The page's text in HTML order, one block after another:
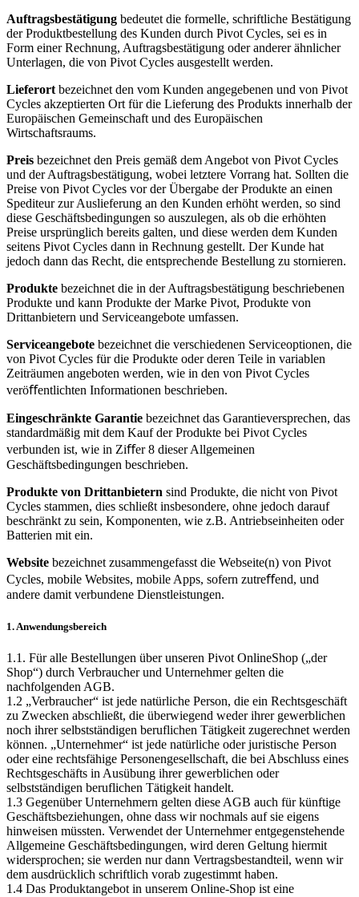
Auftragsbestätigung bedeutet die formelle, schriftliche Bestätigung
der Produktbestellung des Kunden durch Pivot Cycles, sei es in
Form einer Rechnung, Auftragsbestätigung oder anderer ähnlicher
Unterlagen, die von Pivot Cycles ausgestellt werden.
Lieferort bezeichnet den vom Kunden angegebenen und von Pivot
Cycles akzeptierten Ort für die Lieferung des Produkts innerhalb der
Europäischen Gemeinschaft und des Europäischen
Wirtschaftsraums.
Preis bezeichnet den Preis gemäß dem Angebot von Pivot Cycles
und der Auftragsbestätigung, wobei letztere Vorrang hat. Sollten die
Preise von Pivot Cycles vor der Übergabe der Produkte an einen
Spediteur zur Auslieferung an den Kunden erhöht werden, so sind
diese Geschäftsbedingungen so auszulegen, als ob die erhöhten
Preise ursprünglich bereits galten, und diese werden dem Kunden
seitens Pivot Cycles dann in Rechnung gestellt. Der Kunde hat
jedoch dann das Recht, die entsprechende Bestellung zu stornieren.
Produkte bezeichnet die in der Auftragsbestätigung beschriebenen
Produkte und kann Produkte der Marke Pivot, Produkte von
Drittanbietern und Serviceangebote umfassen.
Serviceangebote bezeichnet die verschiedenen Serviceoptionen, die
von Pivot Cycles für die Produkte oder deren Teile in variablen
Zeiträumen angeboten werden, wie in den von Pivot Cycles
veröﬀentlichten Informationen beschrieben.
Eingeschränkte Garantie bezeichnet das Garantieversprechen, das
standardmäßig mit dem Kauf der Produkte bei Pivot Cycles
verbunden ist, wie in Ziﬀer 8 dieser Allgemeinen
Geschäftsbedingungen beschrieben.
Produkte von Drittanbietern sind Produkte, die nicht von Pivot
Cycles stammen, dies schließt insbesondere, ohne jedoch darauf
beschränkt zu sein, Komponenten, wie z.B. Antriebseinheiten oder
Batterien mit ein.
Website bezeichnet zusammengefasst die Webseite(n) von Pivot
Cycles, mobile Websites, mobile Apps, sofern zutreﬀend, und
andere damit verbundene Dienstleistungen.
1. Anwendungsbereich
1.1. Für alle Bestellungen über unseren Pivot OnlineShop („der
Shop“) durch Verbraucher und Unternehmer gelten die
nachfolgenden AGB.
1.2 „Verbraucher“ ist jede natürliche Person, die ein Rechtsgeschäft
zu Zwecken abschließt, die überwiegend weder ihrer gewerblichen
noch ihrer selbstständigen beruflichen Tätigkeit zugerechnet werden
können. „Unternehmer“ ist jede natürliche oder juristische Person
oder eine rechtsfähige Personengesellschaft, die bei Abschluss eines
Rechtsgeschäfts in Ausübung ihrer gewerblichen oder
selbstständigen beruflichen Tätigkeit handelt.
1.3 Gegenüber Unternehmern gelten diese AGB auch für künftige
Geschäftsbeziehungen, ohne dass wir nochmals auf sie eigens
hinweisen müssten. Verwendet der Unternehmer entgegenstehende
Allgemeine Geschäftsbedingungen, wird deren Geltung hiermit
widersprochen; sie werden nur dann Vertragsbestandteil, wenn wir
dem ausdrücklich schriftlich vorab zugestimmt haben.
1.4 Das Produktangebot in unserem Online-Shop ist eine